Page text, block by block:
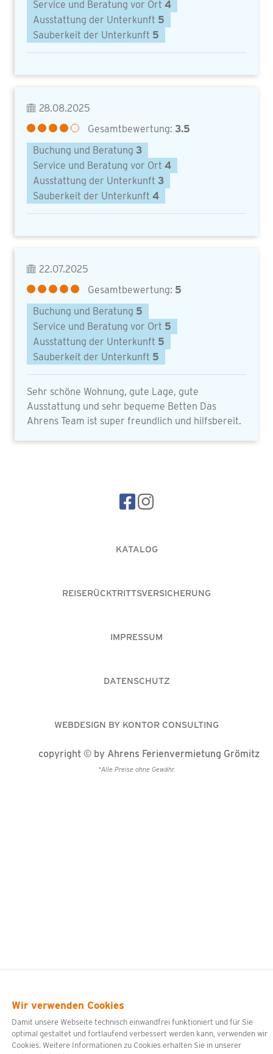
Service und Beratung vor Ort 4
Ausstattung der Unterkunft 5
Sauberkeit der Unterkunft 5
28.08.2025
Gesamtbewertung: 3.5
Buchung und Beratung 3
Service und Beratung vor Ort 4
Ausstattung der Unterkunft 3
Sauberkeit der Unterkunft 4
22.07.2025
Gesamtbewertung: 5
Buchung und Beratung 5
Service und Beratung vor Ort 5
Ausstattung der Unterkunft 5
Sauberkeit der Unterkunft 5
Sehr schöne Wohnung, gute Lage, gute
Ausstattung und sehr bequeme Betten Das
Ahrens Team ist super freundlich und hilfsbereit.
KATALOG
REISERÜCKTRITTSVERSICHERUNG
IMPRESSUM
DATENSCHUTZ
WEBDESIGN BY KONTOR CONSULTING
copyright © by Ahrens Ferienvermietung Grömitz
*Alle Preise ohne Gewähr.
Wir verwenden Cookies
Damit unsere Webseite technisch einwandfrei funktioniert und für Sie
optimal gestaltet und fortlaufend verbessert werden kann, verwenden wir
Cookies. Weitere Informationen zu Cookies erhalten Sie in unserer